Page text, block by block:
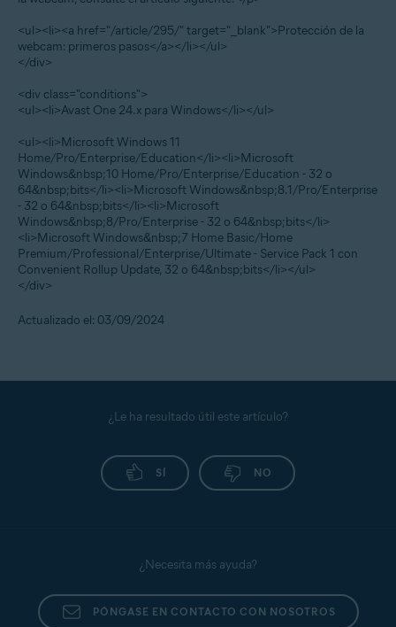
<ul><li><a href="/article/295/" target="_blank">Protección de la
webcam: primeros pasos</a></li></ul>
</div>
<div class="conditions">
<ul><li>Avast One 24.x para Windows</li></ul>
<ul><li>Microsoft Windows 11
Home/Pro/Enterprise/Education</li><li>Microsoft
Windows&nbsp;10 Home/Pro/Enterprise/Education - 32 o
64&nbsp;bits</li><li>Microsoft Windows&nbsp;8.1/Pro/Enterprise
- 32 o 64&nbsp;bits</li><li>Microsoft
Windows&nbsp;8/Pro/Enterprise - 32 o 64&nbsp;bits</li>
<li>Microsoft Windows&nbsp;7 Home Basic/Home
Premium/Professional/Enterprise/Ultimate - Service Pack 1 con
Convenient Rollup Update, 32 o 64&nbsp;bits</li></ul>
</div>
Actualizado el: 03/09/2024
¿Le ha resultado útil este artículo?
SÍ NO
¿Necesita más ayuda?
PÓNGASE EN CONTACTO CON NOSOTROS